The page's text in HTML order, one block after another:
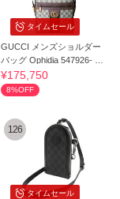
タイムセール
GUCCI メンズショルダー
バッグ Ophidia 547926- 96I
WT
¥175,750
8%OFF
タイムセール
126